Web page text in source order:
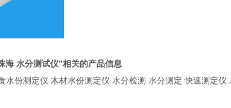
海 水分测试仪”相关的产品信息
水份测定仪 木材水份测定仪 水分检测 水分测定 快速测定仪